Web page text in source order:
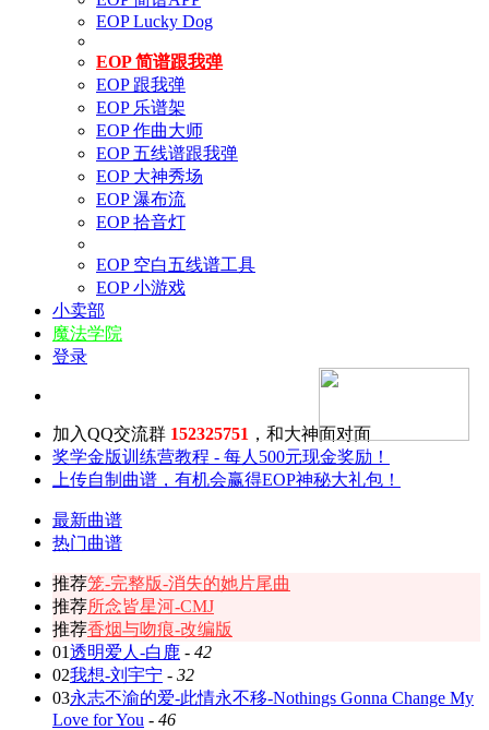
EOP Lucky Dog
EOP 简谱跟我弹
EOP 跟我弹
EOP 乐谱架
EOP 作曲大师
EOP 五线谱跟我弹
EOP 大神秀场
EOP 瀑布流
EOP 拾音灯
EOP 空白五线谱工具
EOP 小游戏
小卖部
魔法学院
登录
加入QQ交流群 152325751 ，和大神面对面
奖学金版训练营教程 - 每人500元现金奖励！
上传自制曲谱，有机会赢得EOP神秘大礼包！
最新曲谱
热门曲谱
推荐笼-完整版-消失的她片尾曲
推荐所念皆星河-CMJ
推荐香烟与吻痕-改编版
01透明爱人-白鹿 - 42
02我想-刘宇宁 - 32
03永志不渝的爱-此情永不移-Nothings Gonna Change My
Love for You - 46